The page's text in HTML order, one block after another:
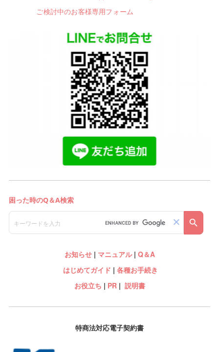
ご検討中のお客様専用フォーム
お知らせ| マニュアル| Q＆A
はじめてガイド | 各種お手続き
お役立ち | PR| 説明書
特商法対応電子契約書